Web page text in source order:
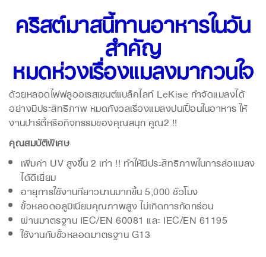
คริสต์มาสนี้ทานอาหารในวัน
สำคัญ
หมดห่วงเรื่องแมลงมากวนใจ
ด้วยหลอดไฟฟลูออเรสเซนต์แบล็คไลท์ LeKiseกำจัดแมลงได้
อย่างมีประสิทธิภาพหมดกังวลเรื่องแมลงปนเปื้อนในอาหารให้
งานปาร์ตี้หรือกิจกรรมของคุณสนุก คูณ2 !!
คุณสมบัติพิเศษ
เพิ่มค่า UV สูงขึ้น 2 เท่า !! ทำให้มีประสิทธิภาพในการล่อแมลง
ได้ดีเยี่ยม
อายุการใช้งานที่ยาวนานมากขึ้น 5,000 ชั่วโมง
ขั้วหลอดอลูมิเนียมคุณภาพสูง ไม่เกิดการกัดกร่อน
ผ่านมาตรฐาน IEC/EN 60081 และ IEC/EN 61195
ใช้งานกับขั้วหลอดมาตรฐาน G13